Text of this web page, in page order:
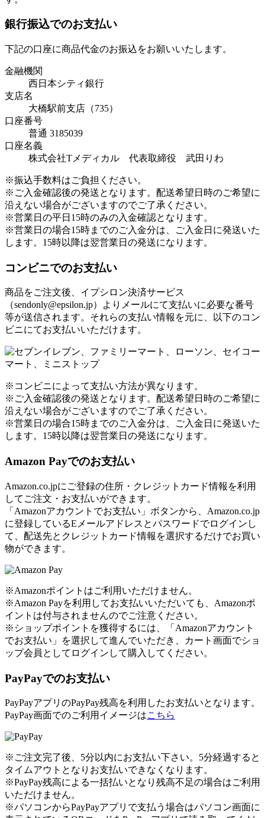
銀行振込でのお支払い
下記の口座に商品代金のお振込をお願いいたします。
金融機関
西日本シティ銀行
支店名
大橋駅前支店（735）
口座番号
普通 3185039
口座名義
株式会社Tメディカル 代表取締役 武田りわ
※振込手数料はご負担ください。
※ご入金確認後の発送となります。配送希望日時のご希望に
沿えない場合がございますのでご了承ください。
※営業日の平日15時のみの入金確認となります。
※営業日の場合15時までのご入金分は、ご入金日に発送いた
します。15時以降は翌営業日の発送になります。
コンビニでのお支払い
商品をご注文後、イプシロン決済サービス
（sendonly@epsilon.jp）よりメールにて支払いに必要な番号
等が送信されます。それらの支払い情報を元に、以下のコン
ビニにてお支払いいただけます。
※コンビニによって支払い方法が異なります。
※ご入金確認後の発送となります。配送希望日時のご希望に
沿えない場合がございますのでご了承ください。
※営業日の場合15時までのご入金分は、ご入金日に発送いた
します。15時以降は翌営業日の発送になります。
Amazon Payでのお支払い
Amazon.co.jpにご登録の住所・クレジットカード情報を利用
してご注文・お支払いができます。
「Amazonアカウントでお支払い」ボタンから、Amazon.co.jp
に登録しているEメールアドレスとパスワードでログインし
て、配送先とクレジットカード情報を選択するだけでお買い
物ができます。
※Amazonポイントはご利用いただけません。
※Amazon Payを利用してお支払いいただいても、Amazonポ
イントは付与されませんのでご注意ください。
※ショップポイントを獲得するには、「Amazonアカウント
でお支払い」を選択して進んでいただき、カート画面でショ
ップ会員としてログインして購入してください。
PayPayでのお支払い
PayPayアプリのPayPay残高を利用したお支払いとなります。
PayPay画面でのご利用イメージはこちら
※ご注文完了後、5分以内にお支払い下さい。5分経過すると
タイムアウトとなりお支払いできなくなります。
※PayPay残高による一括払いとなり残高不足の場合はご利用
いただけません。
※パソコンからPayPayアプリで支払う場合はパソコン画面に